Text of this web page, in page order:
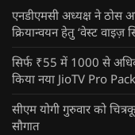
एनडीएमसी अध्यक्ष ने ठोस
क्रियान्वयन हेतु ‘वेस्ट वाइज़
सिर्फ ₹55 में 1000 से
किया नया JioTV Pro Pack
सीएम योगी गुरुवार को
सौगात